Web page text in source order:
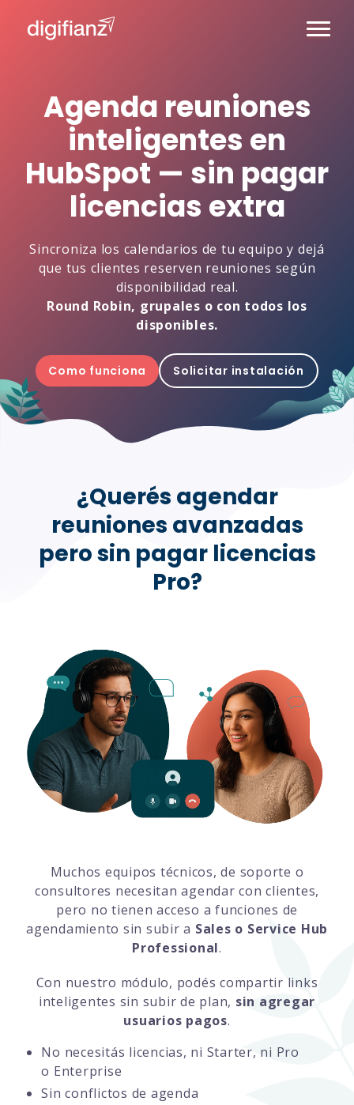
Agenda reuniones
inteligentes en
HubSpot — sin pagar
licencias extra
Sincroniza los calendarios de tu equipo y dejá
que tus clientes reserven reuniones según
disponibilidad real.
Round Robin, grupales o con todos los
disponibles.
Como funciona Solicitar instalación
¿Querés agendar
reuniones avanzadas
pero sin pagar licencias
Pro?
Muchos equipos técnicos, de soporte o
consultores necesitan agendar con clientes,
pero no tienen acceso a funciones de
agendamiento sin subir a Sales o Service Hub
Professional.
Con nuestro módulo, podés compartir links
inteligentes sin subir de plan, sin agregar
usuarios pagos.
No necesitás licencias, ni Starter, ni Pro
o Enterprise
Sin conflictos de agenda